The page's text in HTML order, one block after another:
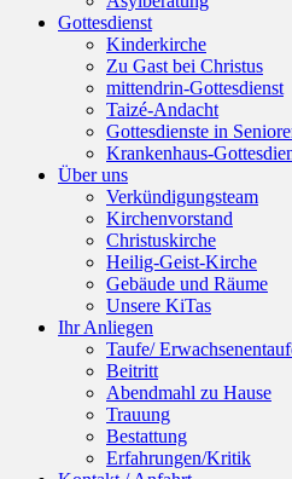
Gottesdienst
Kinderkirche
Zu Gast bei Christus
mittendrin-Gottesdienst
Taizé-Andacht
Gottesdienste in
Krankenhaus-
Über uns
Verkündigungsteam
Kirchenvorstand
Christuskirche
Heilig-Geist-Kirche
Gebäude und Räume
Unsere KiTas
Ihr Anliegen
Taufe/
Beitritt
Abendmahl zu Hause
Trauung
Bestattung
Erfahrungen/Kritik